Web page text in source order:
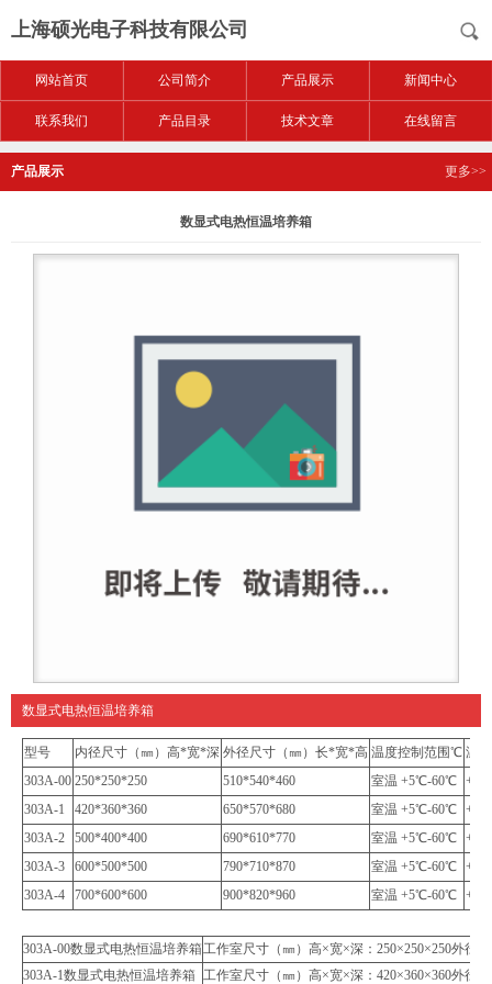
上海硕光电子科技有限公司
网站首页 公司简介 产品展示 新闻中心
联系我们 产品目录 技术文章 在线留言
产品展示 更多>>
数显式电热恒温培养箱
数显式电热恒温培养箱
型号 内径尺寸（㎜）高*宽*深 外径尺寸（㎜）长*宽*高 温度控制范围℃ 温
303A-00 250*250*250 510*540*460 室温 +5℃-60℃ +/-1
303A-1
420*360*360 650*570*680 室温 +5℃-60℃ +/-1
303A-2
500*400*400 690*610*770 室温 +5℃-60℃ +/-1
303A-3
600*500*500 790*710*870 室温 +5℃-60℃ +/-1
303A-4
700*600*600 900*820*960 室温 +5℃-60℃ +/-1
303A-00数显式电热恒温培养箱工作室尺寸（㎜）高×宽×深：250×250×250外径
303A-1数显式电热恒温培养箱 工作室尺寸（㎜）高×宽×深：420×360×360外径